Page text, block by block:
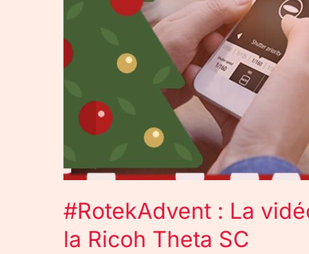
#RotekAdvent : La
la Ricoh Theta SC